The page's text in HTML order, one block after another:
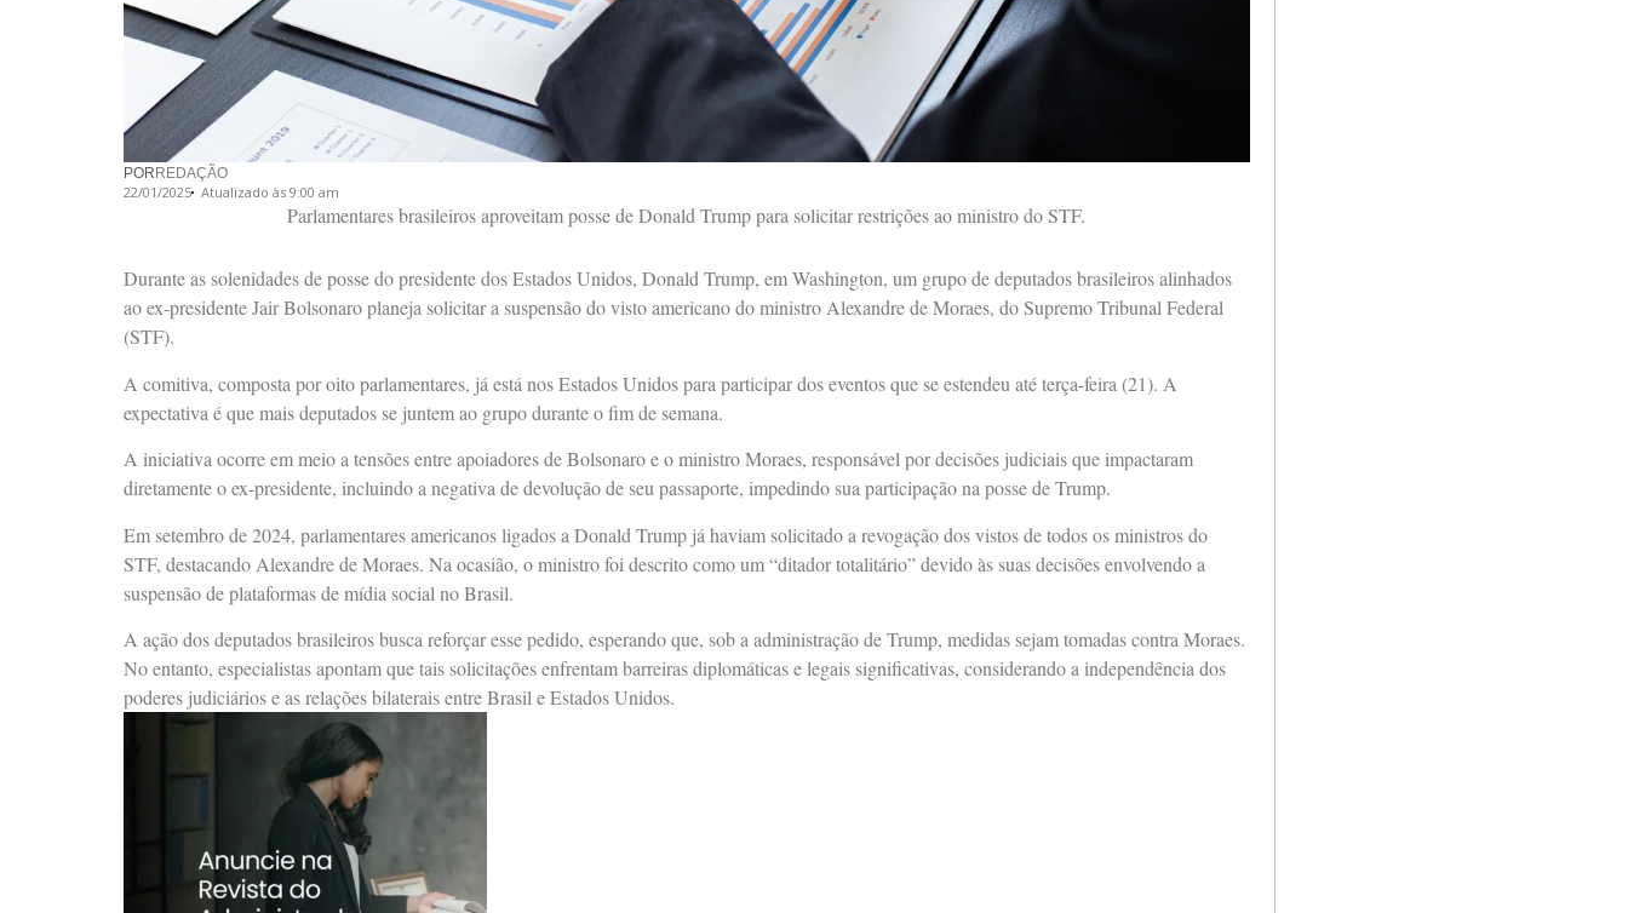
PORREDAÇÃO
22/01/2025 Atualizado às 9:00 am
Parlamentares brasileiros aproveitam posse de Donald Trump para solicitar restrições ao ministro do STF.
Durante as solenidades de posse do presidente dos Estados Unidos, Donald Trump, em Washington, um grupo de deputados brasileiros alinhados
ao ex-presidente Jair Bolsonaro planeja solicitar a suspensão do visto americano do ministro Alexandre de Moraes, do Supremo Tribunal Federal
(STF).
A comitiva, composta por oito parlamentares, já está nos Estados Unidos para participar dos eventos que se estendeu até terça-feira (21). A
expectativa é que mais deputados se juntem ao grupo durante o fim de semana.
A iniciativa ocorre em meio a tensões entre apoiadores de Bolsonaro e o ministro Moraes, responsável por decisões judiciais que impactaram
diretamente o ex-presidente, incluindo a negativa de devolução de seu passaporte, impedindo sua participação na posse de Trump.
Em setembro de 2024, parlamentares americanos ligados a Donald Trump já haviam solicitado a revogação dos vistos de todos os ministros do
STF, destacando Alexandre de Moraes. Na ocasião, o ministro foi descrito como um “ditador totalitário” devido às suas decisões envolvendo a
suspensão de plataformas de mídia social no Brasil.
A ação dos deputados brasileiros busca reforçar esse pedido, esperando que, sob a administração de Trump, medidas sejam tomadas contra Moraes.
No entanto, especialistas apontam que tais solicitações enfrentam barreiras diplomáticas e legais significativas, considerando a independência dos
poderes judiciários e as relações bilaterais entre Brasil e Estados Unidos.